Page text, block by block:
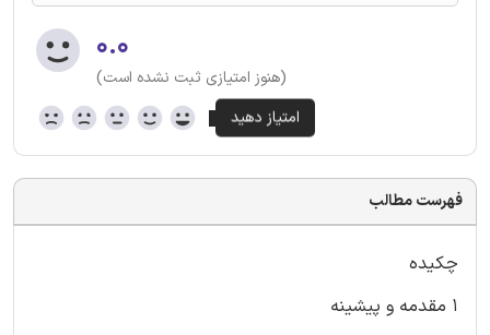
۰.۰
(هنوز امتیازی ثبت نشده است)
فهرست مطالب
چکیده
1 مقدمه و پیشینه